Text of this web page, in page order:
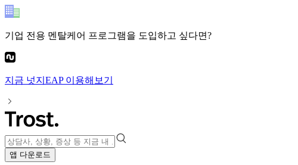
기업 전용 멘탈케어 프로그램을 도입하고 싶다면?
지금 넛지EAP이용해보기
앱 다운로드